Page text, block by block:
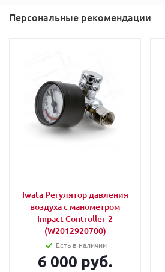
Персональные рекомендации
Iwata Регулятор давления
воздуха с манометром
Impact Controller-2
(W2012920700)
Есть в наличии
6 000 руб.